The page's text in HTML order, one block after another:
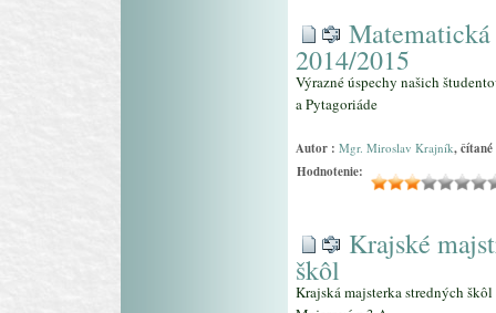
2014/2015
Výrazné úspechy našich
a Pytagoriáde
Autor : Mgr. Miroslav Krajník, čítané
Hodnotenie:
Krajské
škôl
Krajská majsterka stredných